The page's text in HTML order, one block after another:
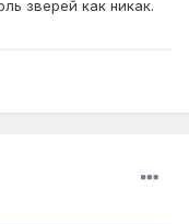
зверей как никак.